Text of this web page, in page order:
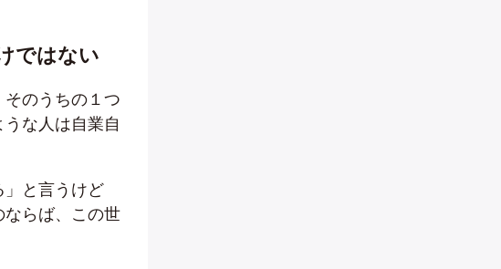
ではない
のうちの１つ
な人は自業自
」と言うけど
ならば、この世